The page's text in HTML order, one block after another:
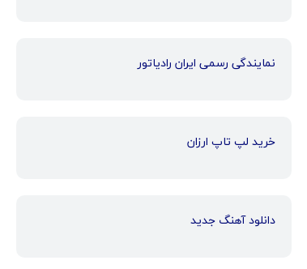
نمایندگی رسمی ایران رادیاتور
خرید لپ تاپ ارزان
دانلود آهنگ جدید